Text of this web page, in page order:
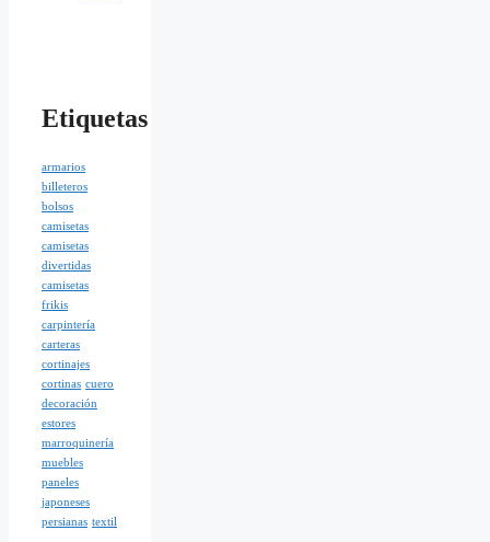
Etiquetas
armarios
billeteros
bolsos
camisetas
camisetas
divertidas
camisetas
frikis
carpintería
carteras
cortinajes
cortinas cuero
decoración
estores
marroquinería
muebles
paneles
japoneses
persianas textil